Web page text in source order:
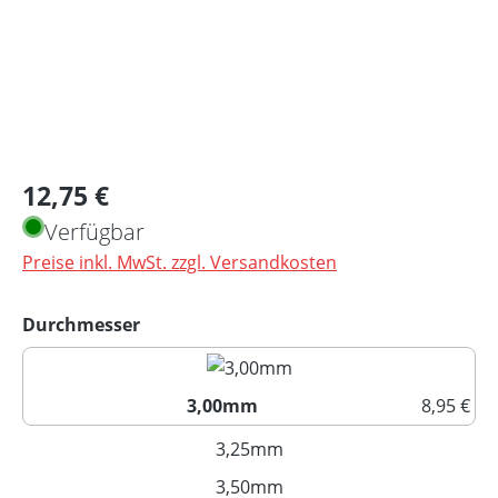
Regulärer Preis:
12,75 €
Verfügbar
Preise inkl. MwSt. zzgl. Versandkosten
Durchmesserauswählen
3,00mm
8,95 €
3,00mm
3,25mm(Diese Option ist zurzeit
3,50mm(Diese Option ist zurzeit